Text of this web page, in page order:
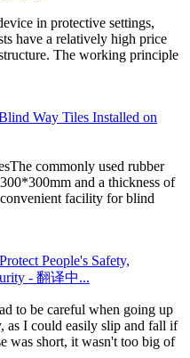
in protective settings,
have a relatively high price
The working principle
Way Tiles Installed on
commonly used rubber
and a thickness of
facility for blind
People's Safety,
- 翻译中...
to be careful when going up
as I could easily slip and fall if
was short, it wasn't too big of